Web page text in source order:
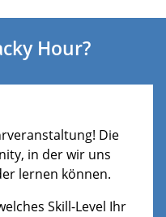
Hour?
Die
in der wir uns
lernen können.
Skill-Level Ihr